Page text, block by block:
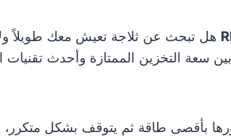
هل تبحث عن ثلاجة تعيش معك طويلاً ولا
سعة التخزين الممتازة وأحدث تقنيات
بأقصى طاقة ثم يتوقف بشكل